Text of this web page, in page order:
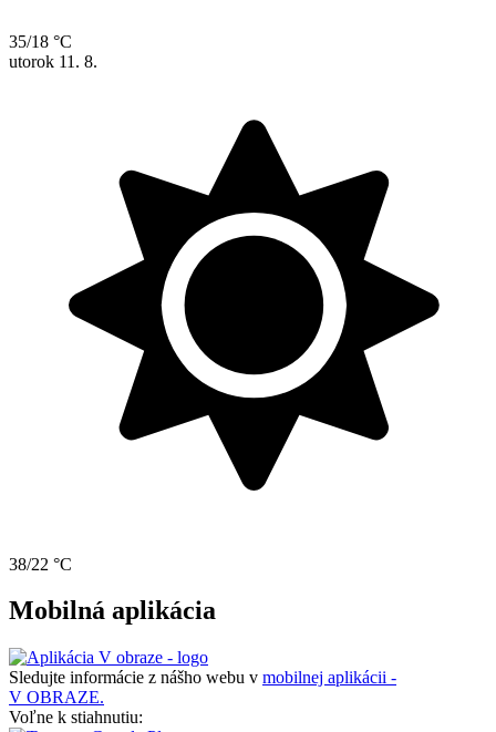
35/18 °C
utorok 11. 8.
38/22 °C
Mobilná aplikácia
Sledujte informácie z nášho webu v mobilnej aplikácii -
V OBRAZE.
Voľne k stiahnutiu: